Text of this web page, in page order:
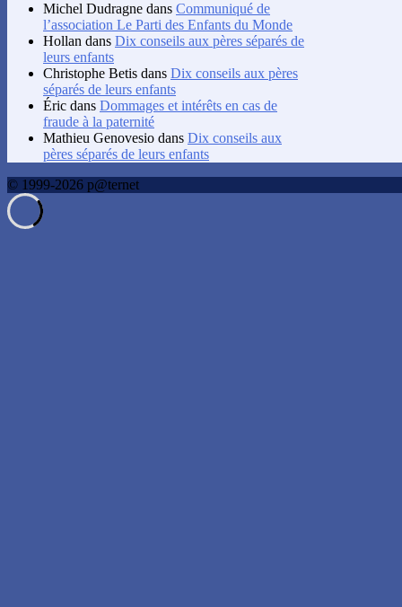
Michel Dudragne dans Communiqué de
l’association Le Parti des Enfants du Monde
Hollan dans Dix conseils aux pères séparés de
leurs enfants
Christophe Betis dans Dix conseils aux pères
séparés de leurs enfants
Éric dans Dommages et intérêts en cas de
fraude à la paternité
Mathieu Genovesio dans Dix conseils aux
pères séparés de leurs enfants
© 1999-2026 p@ternet